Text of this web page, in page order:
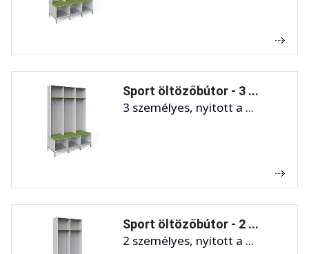
Sport öltözőbútor - 3 ...
3 személyes, nyitott a ...
Sport öltözőbútor - 2 ...
2 személyes, nyitott a ...